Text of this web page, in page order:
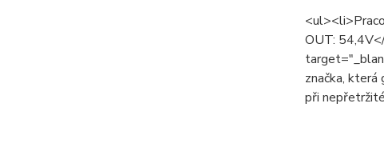
OUT:
značka,
při